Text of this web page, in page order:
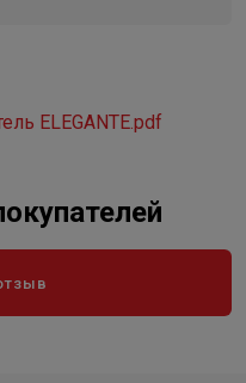
анод
ELEGANTE.pdf